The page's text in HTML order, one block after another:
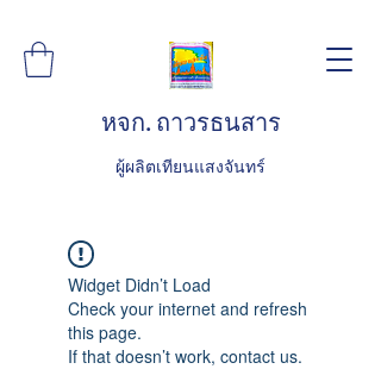
หจก. ถาวรธนสาร
ผู้ผลิตเทียนแสงจันทร์
Widget Didn’t Load
Check your internet and refresh
this page.
If that doesn’t work, contact us.